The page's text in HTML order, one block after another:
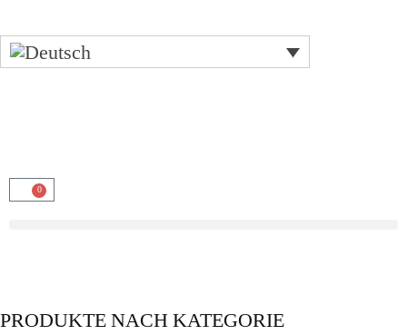
0
PRODUKTE NACH KATEGORIE